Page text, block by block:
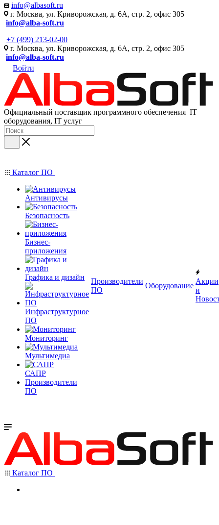
info@albasoft.ru
г. Москва, ул. Криворожская, д. 6А, стр. 2, офис 305
info@alba-soft.ru
+7 (499) 213-02-00
г. Москва, ул. Криворожская, д. 6А, стр. 2, офис 305
info@alba-soft.ru
Войти
Официальный поставщик программного обеспечения IT
оборудования, IT услуг
Каталог ПО
Антивирусы
Безопасность
Бизнес-
приложения
Графика и дизайн
Инфраструктурное
ПО
Мониторинг
Мультимедиа
САПР
Производители
ПО
Производители
ПО
Оборудование
Акции
и
Каталог ПО